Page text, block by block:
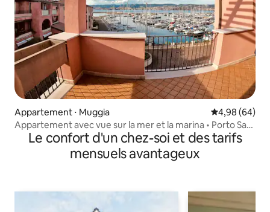
Appartement ⋅ Muggia Évaluation
4,98 (64)
Appartement avec vue sur la mer et la marina • Porto San
Rocco
Le confort d'un chez-soi et des tarifs
mensuels avantageux